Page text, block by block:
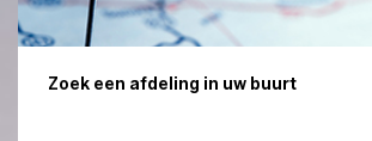
Zoek een afdeling in uw buurt